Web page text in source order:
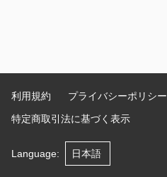
利用規約
プライバシーポリシー
特定商取引法に基づく表示
Language: